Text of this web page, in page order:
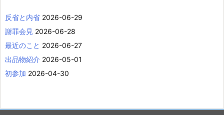
反省と内省 2026-06-29
謝罪会見 2026-06-28
最近のこと 2026-06-27
出品物紹介 2026-05-01
初参加 2026-04-30